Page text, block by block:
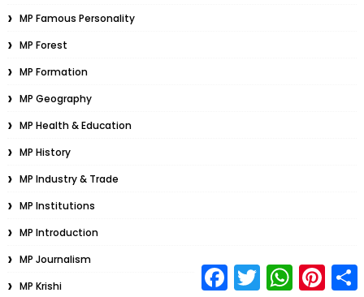
MP Famous Personality
MP Forest
MP Formation
MP Geography
MP Health & Education
MP History
MP Industry & Trade
MP Institutions
MP Introduction
MP Journalism
MP Krishi
a
T
w
W
h